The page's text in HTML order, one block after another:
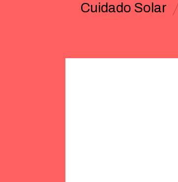
Cuidado Solar